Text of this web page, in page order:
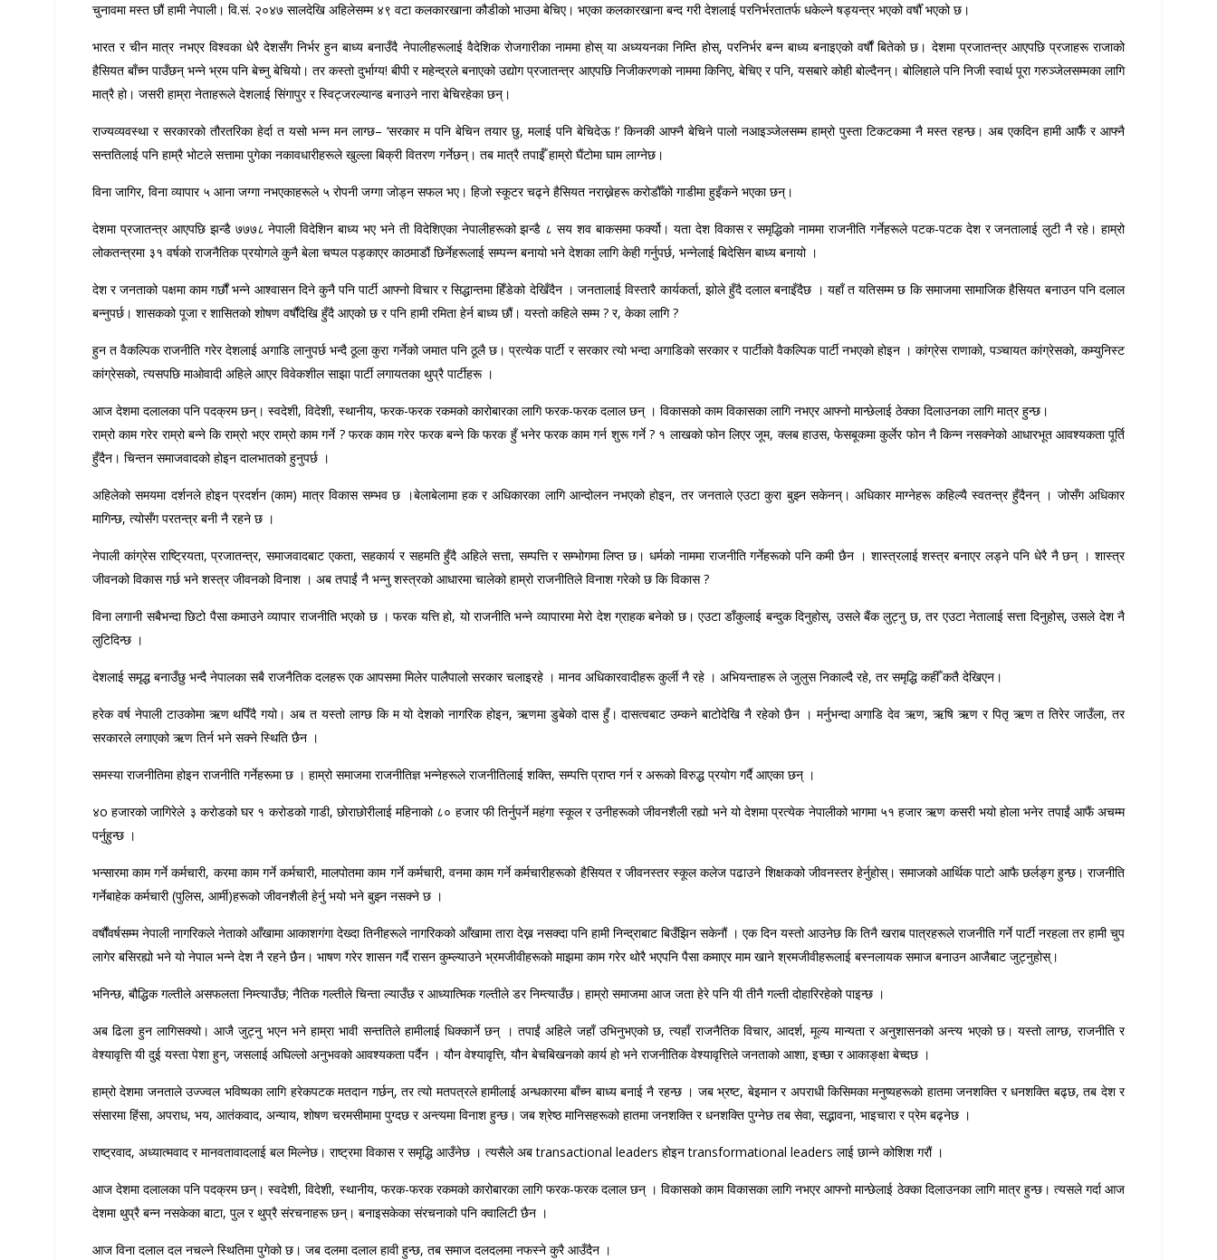
चुनावमा मस्त छौं हामी नेपाली। वि.सं. २०४७ सालदेखि अहिलेसम्म ४९ वटा कलकारखाना कौडीको भाउमा बेचिए। भएका कलकारखाना बन्द गरी देशलाई परनिर्भरतातर्फ धकेल्ने षड्यन्त्र भएको वर्षौँ भएको छ।
भारत र चीन मात्र नभएर विश्वका धेरै देशसँग निर्भर हुन बाध्य बनाउँदै नेपालीहरूलाई वैदेशिक रोजगारीका नाममा होस् या अध्ययनका निम्ति होस्, परनिर्भर बन्न बाध्य बनाइएको वर्षौं बितेको छ। देशमा प्रजातन्त्र आएपछि प्रजाहरू राजाको
हैसियत बाँच्न पाउँछन् भन्ने भ्रम पनि बेच्नु बेचियो। तर कस्तो दुर्भाग्य! बीपी र महेन्द्रले बनाएको उद्योग प्रजातन्त्र आएपछि निजीकरणको नाममा किनिए, बेचिए र पनि, यसबारे कोही बोल्दैनन्। बोलिहाले पनि निजी स्वार्थ पूरा गरुञ्जेलसम्मका लागि
मात्रै हो। जसरी हाम्रा नेताहरूले देशलाई सिंगापुर र स्विट्जरल्यान्ड बनाउने नारा बेचिरहेका छन्।
राज्यव्यवस्था र सरकारको तौरतरिका हेर्दा त यसो भन्न मन लाग्छ– ‘सरकार म पनि बेचिन तयार छु, मलाई पनि बेचिदेऊ !’ किनकी आफ्नै बेचिने पालो नआइञ्जेलसम्म हाम्रो पुस्ता टिकटकमा नै मस्त रहन्छ। अब एकदिन हामी आफैँ र आफ्नै
सन्ततिलाई पनि हाम्रै भोटले सत्तामा पुगेका नकावधारीहरूले खुल्ला बिक्री वितरण गर्नेछन्। तब मात्रै तपाईँ हाम्रो घैंटोमा घाम लाग्नेछ।
विना जागिर, विना व्यापार ५ आना जग्गा नभएकाहरूले ५ रोपनी जग्गा जोड्न सफल भए। हिजो स्कूटर चढ्ने हैसियत नराख्नेहरू करोडौँको गाडीमा हुइँकने भएका छन्।
देशमा प्रजातन्त्र आएपछि झन्डै ७७७८ नेपाली विदेशिन बाध्य भए भने ती विदेशिएका नेपालीहरूको झन्डै ८ सय शव बाकसमा फर्क्यो। यता देश विकास र समृद्धिको नाममा राजनीति गर्नेहरूले पटक-पटक देश र जनतालाई लुटी नै रहे। हाम्रो
लोकतन्त्रमा ३१ वर्षको राजनैतिक प्रयोगले कुनै बेला चप्पल पड्काएर काठमाडौं छिर्नेहरूलाई सम्पन्न बनायो भने देशका लागि केही गर्नुपर्छ, भन्नेलाई बिदेसिन बाध्य बनायो ।
देश र जनताको पक्षमा काम गर्छौं भन्ने आश्वासन दिने कुनै पनि पार्टी आफ्नो विचार र सिद्धान्तमा हिँडेको देखिँदैन । जनतालाई विस्तारै कार्यकर्ता, झोले हुँदै दलाल बनाइँदैछ । यहाँ त यतिसम्म छ कि समाजमा सामाजिक हैसियत बनाउन पनि दलाल
बन्नुपर्छ। शासकको पूजा र शासितको शोषण वर्षौंदेखि हुँदै आएको छ र पनि हामी रमिता हेर्न बाध्य छौं। यस्तो कहिले सम्म ? र, केका लागि ?
हुन त वैकल्पिक राजनीति गरेर देशलाई अगाडि लानुपर्छ भन्दै ठूला कुरा गर्नेको जमात पनि ठूलै छ। प्रत्येक पार्टी र सरकार त्यो भन्दा अगाडिको सरकार र पार्टीको वैकल्पिक पार्टी नभएको होइन । कांग्रेस राणाको, पञ्चायत कांग्रेसको, कम्युनिस्ट
कांग्रेसको, त्यसपछि माओवादी अहिले आएर विवेकशील साझा पार्टी लगायतका थुप्रै पार्टीहरू ।
आज देशमा दलालका पनि पदक्रम छन्। स्वदेशी, विदेशी, स्थानीय, फरक-फरक रकमको कारोबारका लागि फरक-फरक दलाल छन् । विकासको काम विकासका लागि नभएर आफ्नो मान्छेलाई ठेक्का दिलाउनका लागि मात्र हुन्छ।
राम्रो काम गरेर राम्रो बन्ने कि राम्रो भएर राम्रो काम गर्ने ? फरक काम गरेर फरक बन्ने कि फरक हुँ भनेर फरक काम गर्न शुरू गर्ने ? १ लाखको फोन लिएर जूम, क्लब हाउस, फेसबूकमा कुर्लेर फोन नै किन्न नसक्नेको आधारभूत आवश्यकता पूर्ति
हुँदैन। चिन्तन समाजवादको होइन दालभातको हुनुपर्छ ।
अहिलेको समयमा दर्शनले होइन प्रदर्शन (काम) मात्र विकास सम्भव छ ।बेलाबेलामा हक र अधिकारका लागि आन्दोलन नभएको होइन, तर जनताले एउटा कुरा बुझ्न सकेनन्। अधिकार माग्नेहरू कहिल्यै स्वतन्त्र हुँदैनन् । जोसँग अधिकार
मागिन्छ, त्योसँग परतन्त्र बनी नै रहने छ ।
नेपाली कांग्रेस राष्ट्रियता, प्रजातन्त्र, समाजवादबाट एकता, सहकार्य र सहमति हुँदै अहिले सत्ता, सम्पत्ति र सम्भोगमा लिप्त छ। धर्मको नाममा राजनीति गर्नेहरूको पनि कमी छैन । शास्त्रलाई शस्त्र बनाएर लड्ने पनि धेरै नै छन् । शास्त्र
जीवनको विकास गर्छ भने शस्त्र जीवनको विनाश । अब तपाईं नै भन्नु शस्त्रको आधारमा चालेको हाम्रो राजनीतिले विनाश गरेको छ कि विकास ?
विना लगानी सबैभन्दा छिटो पैसा कमाउने व्यापार राजनीति भएको छ । फरक यत्ति हो, यो राजनीति भन्ने व्यापारमा मेरो देश ग्राहक बनेको छ। एउटा डाँकुलाई बन्दुक दिनुहोस्, उसले बैंक लुट्नु छ, तर एउटा नेतालाई सत्ता दिनुहोस्, उसले देश नै
लुटिदिन्छ ।
देशलाई समृद्ध बनाउँछु भन्दै नेपालका सबै राजनैतिक दलहरू एक आपसमा मिलेर पालैपालो सरकार चलाइरहे । मानव अधिकारवादीहरू कुर्ली नै रहे । अभियन्ताहरू ले जुलुस निकाल्दै रहे, तर समृद्धि कहीँ कतै देखिएन।
हरेक वर्ष नेपाली टाउकोमा ऋण थपिँदै गयो। अब त यस्तो लाग्छ कि म यो देशको नागरिक होइन, ऋणमा डुबेको दास हुँ। दासत्वबाट उम्कने बाटोदेखि नै रहेको छैन । मर्नुभन्दा अगाडि देव ऋण, ऋषि ऋण र पितृ ऋण त तिरेर जाउँला, तर
सरकारले लगाएको ऋण तिर्न भने सक्ने स्थिति छैन ।
समस्या राजनीतिमा होइन राजनीति गर्नेहरूमा छ । हाम्रो समाजमा राजनीतिज्ञ भन्नेहरूले राजनीतिलाई शक्ति, सम्पत्ति प्राप्त गर्न र अरूको विरुद्ध प्रयोग गर्दै आएका छन् ।
४o हजारको जागिरेले ३ करोडको घर १ करोडको गाडी, छोराछोरीलाई महिनाको ८० हजार फी तिर्नुपर्ने महंगा स्कूल र उनीहरूको जीवनशैली रह्यो भने यो देशमा प्रत्येक नेपालीको भागमा ५१ हजार ऋण कसरी भयो होला भनेर तपाईं आफैं अचम्म
पर्नुहुन्छ ।
भन्सारमा काम गर्ने कर्मचारी, करमा काम गर्ने कर्मचारी, मालपोतमा काम गर्ने कर्मचारी, वनमा काम गर्ने कर्मचारीहरूको हैसियत र जीवनस्तर स्कूल कलेज पढाउने शिक्षकको जीवनस्तर हेर्नुहोस्। समाजको आर्थिक पाटो आफै छर्लङ्ग हुन्छ। राजनीति
गर्नेबाहेक कर्मचारी (पुलिस, आर्मी)हरूको जीवनशैली हेर्नु भयो भने बुझ्न नसक्ने छ ।
वर्षौंवर्षसम्म नेपाली नागरिकले नेताको आँखामा आकाशगंगा देख्दा तिनीहरूले नागरिकको आँखामा तारा देख्न नसक्दा पनि हामी निन्द्राबाट बिउँझिन सकेनौं । एक दिन यस्तो आउनेछ कि तिनै खराब पात्रहरूले राजनीति गर्ने पार्टी नरहला तर हामी चुप
लागेर बसिरह्यो भने यो नेपाल भन्ने देश नै रहने छैन। भाषण गरेर शासन गर्दै रासन कुम्ल्याउने भ्रमजीवीहरूको माझमा काम गरेर थोरै भएपनि पैसा कमाएर माम खाने श्रमजीवीहरूलाई बस्नलायक समाज बनाउन आजैबाट जुट्नुहोस्।
भनिन्छ, बौद्धिक गल्तीले असफलता निम्त्याउँछ; नैतिक गल्तीले चिन्ता ल्याउँछ र आध्यात्मिक गल्तीले डर निम्त्याउँछ। हाम्रो समाजमा आज जता हेरे पनि यी तीनै गल्ती दोहारिरहेको पाइन्छ ।
अब ढिला हुन लागिसक्यो। आजै जुट्नु भएन भने हाम्रा भावी सन्ततिले हामीलाई धिक्कार्ने छन् । तपाईं अहिले जहाँ उभिनुभएको छ, त्यहाँ राजनैतिक विचार, आदर्श, मूल्य मान्यता र अनुशासनको अन्त्य भएको छ। यस्तो लाग्छ, राजनीति र
वेश्यावृत्ति यी दुई यस्ता पेशा हुन्, जसलाई अघिल्लो अनुभवको आवश्यकता पर्दैन । यौन वेश्यावृत्ति, यौन बेचबिखनको कार्य हो भने राजनीतिक वेश्यावृत्तिले जनताको आशा, इच्छा र आकाङ्क्षा बेच्दछ ।
हाम्रो देशमा जनताले उज्ज्वल भविष्यका लागि हरेकपटक मतदान गर्छन्, तर त्यो मतपत्रले हामीलाई अन्धकारमा बाँच्न बाध्य बनाई नै रहन्छ । ​​जब भ्रष्ट, बेइमान र अपराधी किसिमका मनुष्यहरूको हातमा जनशक्ति र धनशक्ति बढ्छ, तब देश र
संसारमा हिंसा, अपराध, भय, आतंकवाद, अन्याय, शोषण चरमसीमामा पुग्दछ र अन्त्यमा विनाश हुन्छ। जब श्रेष्ठ मानिसहरूको हातमा जनशक्ति र धनशक्ति पुग्नेछ तब सेवा, सद्भावना, भाइचारा र प्रेम बढ्नेछ ।
राष्ट्रवाद, अध्यात्मवाद र मानवतावादलाई बल मिल्नेछ। राष्ट्रमा विकास र समृद्धि आउँनेछ । त्यसैले अब transactional leaders होइन transformational leaders लाई छान्ने कोशिश गरौं ।
आज देशमा दलालका पनि पदक्रम छन्। स्वदेशी, विदेशी, स्थानीय, फरक-फरक रकमको कारोबारका लागि फरक-फरक दलाल छन् । विकासको काम विकासका लागि नभएर आफ्नो मान्छेलाई ठेक्का दिलाउनका लागि मात्र हुन्छ। त्यसले गर्दा आज
देशमा थुप्रै बन्न नसकेका बाटा, पुल र थुप्रै संरचनाहरू छन्। बनाइसकेका संरचनाको पनि क्वालिटी छैन ।
आज विना दलाल दल नचल्ने स्थितिमा पुगेको छ। जब दलमा दलाल हावी हुन्छ, तब समाज दलदलमा नफस्ने कुरै आउँदैन ।